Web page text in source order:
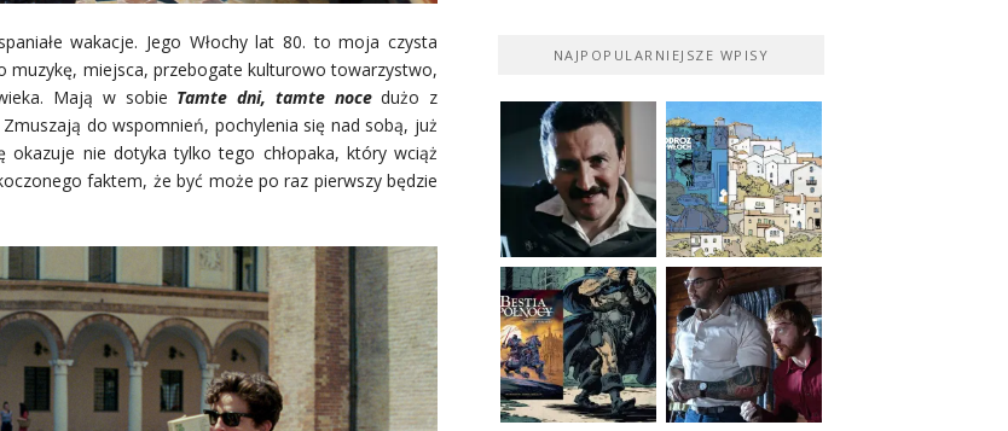
wakacje. Jego Włochy lat 80. to moja czysta
muzykę, miejsca, przebogate kulturowo towarzystwo,
Mają w sobie Tamte dni, tamte nocedużo z
do wspomnień, pochylenia się nad sobą, już
nie dotyka tylko tego chłopaka, który wciąż
faktem, że być może po raz pierwszy będzie
NAJPOPULARNIEJSZE WPISY